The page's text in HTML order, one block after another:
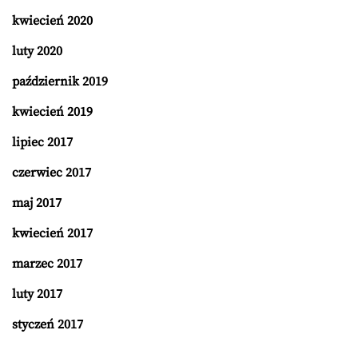
kwiecień 2020
luty 2020
październik 2019
kwiecień 2019
lipiec 2017
czerwiec 2017
maj 2017
kwiecień 2017
marzec 2017
luty 2017
styczeń 2017